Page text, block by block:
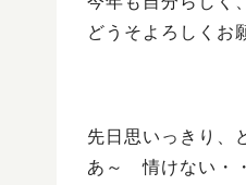
どうそよろしくお
先日思いっきり、
あ～ 情けない・